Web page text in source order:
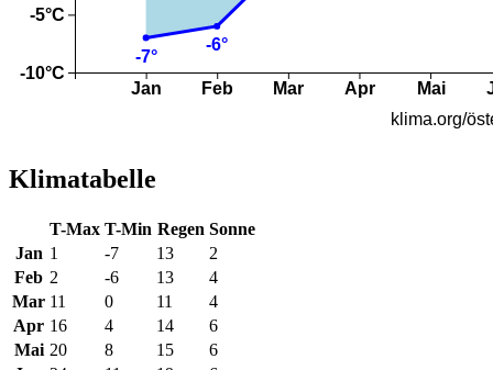
Klimatabelle
T-Max T-Min Regen Sonne
Jan 1 -7 13
2
Feb 2 -6 13
4
Mar 11 0 11
4
Apr 16 4 14
6
Mai 20 8 15
6